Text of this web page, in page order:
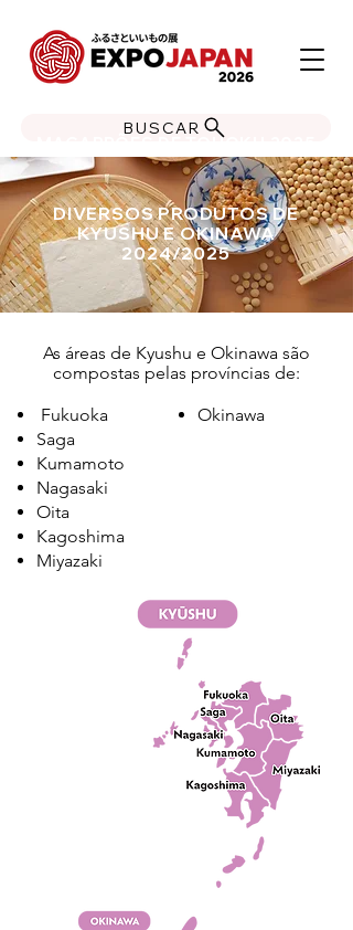
BUSCAR
MACARRÕES DE TOHOKU 2025
DIVERSOS PRODUTOS DE
KYUSHU E OKINAWA
2024/2025
As áreas de Kyushu e Okinawa são
compostas pelas províncias de:
Fukuoka
Saga
Kumamoto
Nagasaki
Oita
Kagoshima
Miyazaki
Okinawa